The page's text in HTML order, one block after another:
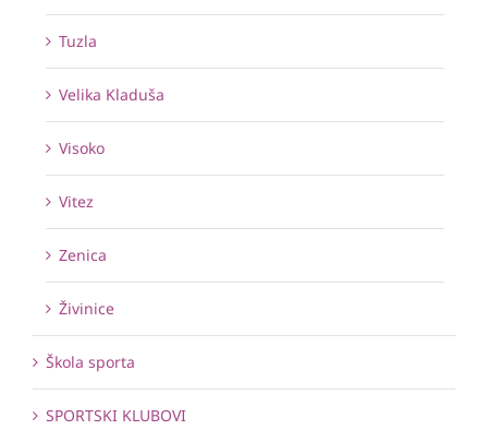
Tuzla
Velika Kladuša
Visoko
Vitez
Zenica
Živinice
Škola sporta
SPORTSKI KLUBOVI